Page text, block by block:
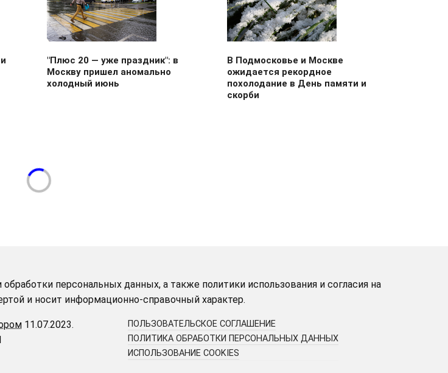
"Плюс 20 — уже праздник": в
Москву пришел аномально
холодный июнь
В Подмосковье и Москве
ожидается рекордное
похолодание в День памяти и
скорби
персональных данных, а также политики использования и согласия на
и носит информационно-справочный характер.
11.07.2023.
ПОЛЬЗОВАТЕЛЬСКОЕ СОГЛАШЕНИЕ
ПОЛИТИКА ОБРАБОТКИ ПЕРСОНАЛЬНЫХ ДАННЫХ
ИСПОЛЬЗОВАНИЕ COOKIES